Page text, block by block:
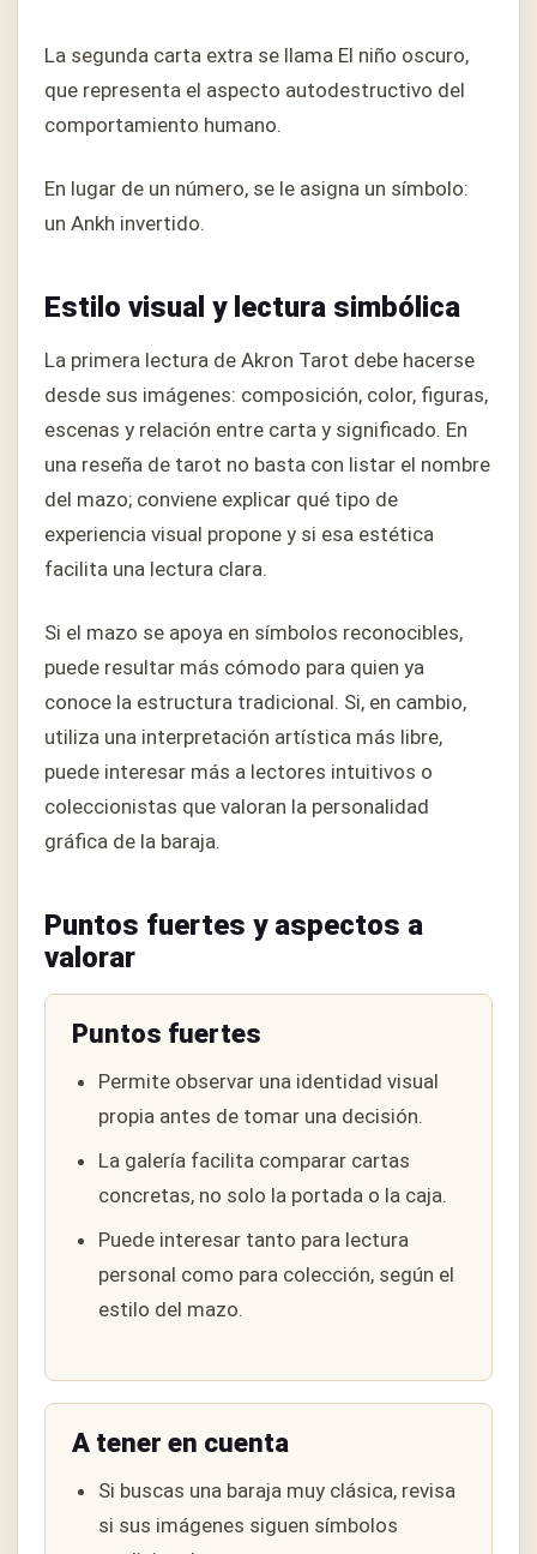
La segunda carta extra se llama El niño oscuro,
que representa el aspecto autodestructivo del
comportamiento humano.
En lugar de un número, se le asigna un símbolo:
un Ankh invertido.
Estilo visual y lectura simbólica
La primera lectura de Akron Tarot debe hacerse
desde sus imágenes: composición, color, figuras,
escenas y relación entre carta y significado. En
una reseña de tarot no basta con listar el nombre
del mazo; conviene explicar qué tipo de
experiencia visual propone y si esa estética
facilita una lectura clara.
Si el mazo se apoya en símbolos reconocibles,
puede resultar más cómodo para quien ya
conoce la estructura tradicional. Si, en cambio,
utiliza una interpretación artística más libre,
puede interesar más a lectores intuitivos o
coleccionistas que valoran la personalidad
gráfica de la baraja.
Puntos fuertes y aspectos a
valorar
Puntos fuertes
Permite observar una identidad visual
propia antes de tomar una decisión.
La galería facilita comparar cartas
concretas, no solo la portada o la caja.
Puede interesar tanto para lectura
personal como para colección, según el
estilo del mazo.
A tener en cuenta
Si buscas una baraja muy clásica, revisa
si sus imágenes siguen símbolos